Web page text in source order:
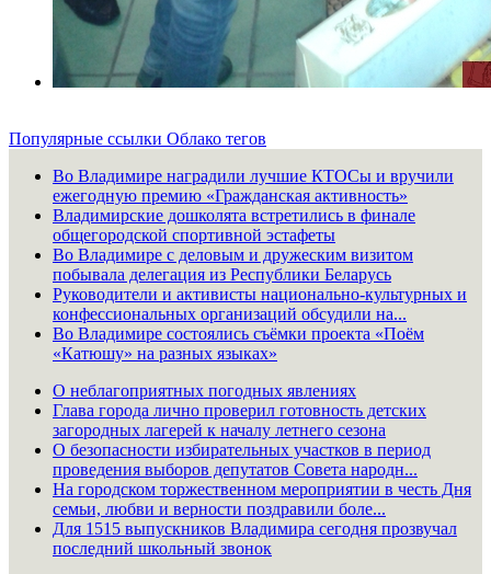
Популярные ссылки Облако тегов
Во Владимире наградили лучшие КТОСы и вручили
ежегодную премию «Гражданская активность»
Владимирские дошколята встретились в финале
общегородской спортивной эстафеты
Во Владимире с деловым и дружеским визитом
побывала делегация из Республики Беларусь
Руководители и активисты национально-культурных и
конфессиональных организаций обсудили на...
Во Владимире состоялись съёмки проекта «Поём
«Катюшу» на разных языках»
О неблагоприятных погодных явлениях
Глава города лично проверил готовность детских
загородных лагерей к началу летнего сезона
О безопасности избирательных участков в период
проведения выборов депутатов Совета народн...
На городском торжественном мероприятии в честь Дня
семьи, любви и верности поздравили боле...
Для 1515 выпускников Владимира сегодня прозвучал
последний школьный звонок